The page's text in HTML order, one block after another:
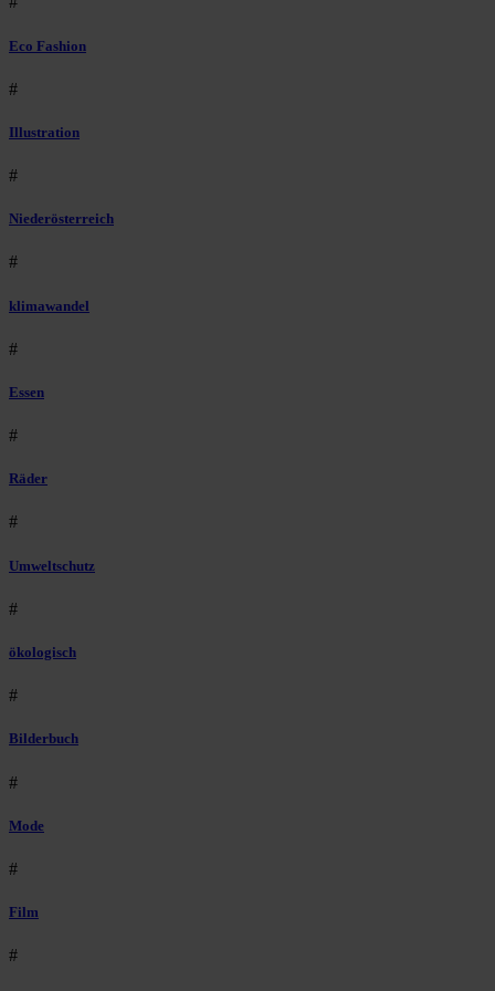
Eco Fashion
#
Illustration
#
Niederösterreich
#
klimawandel
#
Essen
#
Räder
#
Umweltschutz
#
ökologisch
#
Bilderbuch
#
Mode
#
Film
#